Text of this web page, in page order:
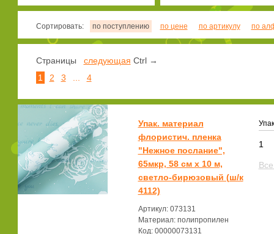
Сортировать: по поступлению по цене по артикулу по
Страницы следующая Ctrl →
1
2 3 4
Упак. материал
флористич. пленка
"Нежное послание",
65мкр, 58 см х 10 м,
светло-бирюзовый (ш/к
4112)
Артикул: 073131
Материал: полипропилен
Код: 00000073131
1